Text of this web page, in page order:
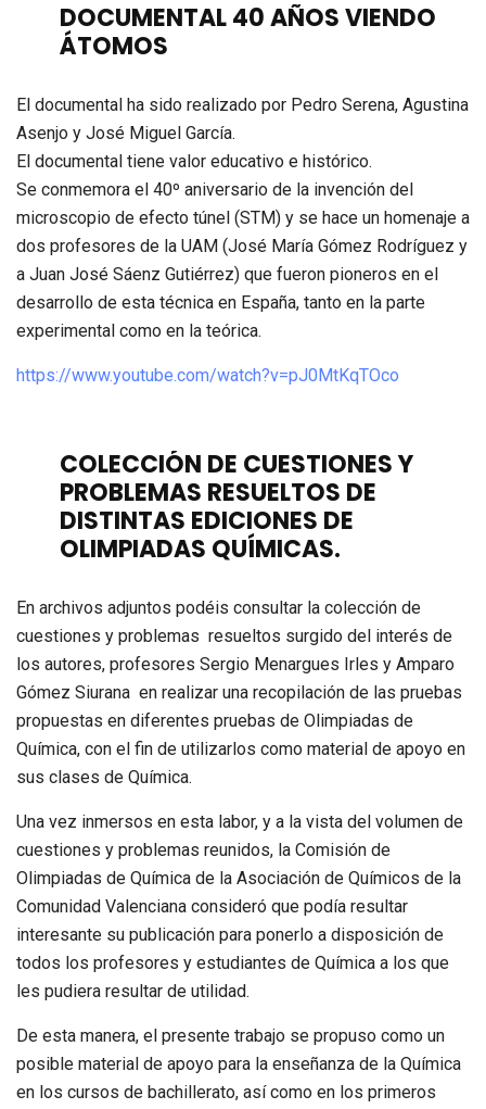
DOCUMENTAL 40 AÑOS VIENDO
ÁTOMOS
El documental ha sido realizado por Pedro Serena, Agustina
Asenjo y José Miguel García.
El documental tiene valor educativo e histórico.
Se conmemora el 40º aniversario de la invención del
microscopio de efecto túnel (STM) y se hace un homenaje a
dos profesores de la UAM (José María Gómez Rodríguez y
a Juan José Sáenz Gutiérrez) que fueron pioneros en el
desarrollo de esta técnica en España, tanto en la parte
experimental como en la teórica.
https://www.youtube.com/watch?v=pJ0MtKqTOco
COLECCIÓN DE CUESTIONES Y
PROBLEMAS RESUELTOS DE
DISTINTAS EDICIONES DE
OLIMPIADAS QUÍMICAS.
En archivos adjuntos podéis consultar la colección de
cuestiones y problemas resueltos surgido del interés de
los autores, profesores Sergio Menargues Irles y Amparo
Gómez Siurana en realizar una recopilación de las pruebas
propuestas en diferentes pruebas de Olimpiadas de
Química, con el fin de utilizarlos como material de apoyo en
sus clases de Química.
Una vez inmersos en esta labor, y a la vista del volumen de
cuestiones y problemas reunidos, la Comisión de
Olimpiadas de Química de la Asociación de Químicos de la
Comunidad Valenciana consideró que podía resultar
interesante su publicación para ponerlo a disposición de
todos los profesores y estudiantes de Química a los que
les pudiera resultar de utilidad.
De esta manera, el presente trabajo se propuso como un
posible material de apoyo para la enseñanza de la Química
en los cursos de bachillerato, así como en los primeros